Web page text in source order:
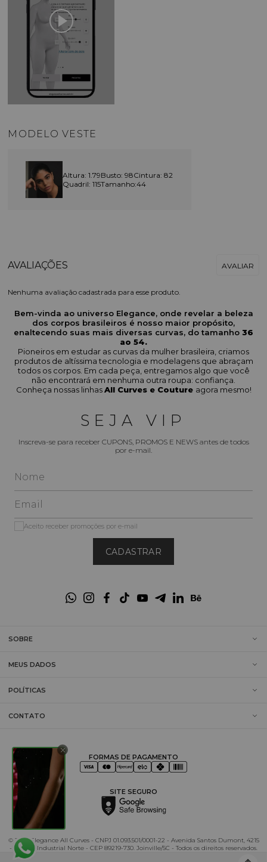
MODELO VESTE
Altura: 1.79Busto: 98Cintura: 82
Quadril: 115Tamanho:44
Nenhuma avaliação cadastrada para esse produto.
Bem-vinda ao universo Elegance, onde revelar a beleza
dos corpos brasileiros é nosso maior propósito,
enaltecendo suas mais diversas curvas, do tamanho 36
ao 54.
Pioneiros em estudar as curvas da mulher brasileira, criamos
produtos de altíssima tecnologia e modelagens que abraçam
todos os corpos. Em cada peça, entregamos algo que você
não encontrará em nenhuma outra roupa: confiança.
Conheça nossas linhasAll Curves e Couture agora mesmo!
SEJA VIP
Inscreva-se para receber CUPONS, PROMOS E NEWS antes de todos
por e-mail.
CADASTRAR
Aceito receber promoções por e-mail
SOBRE
MEUS DADOS
POLÍTICAS
CONTATO
FORMAS DE PAGAMENTO
SITE SEGURO
© 2025 Elegance All Curves - CNPJ 01.093.501/0001-22 - Avenida Santos Dumont, 4215
- Distrito Industrial Norte - CEP 89219-730. Joinville/SC - Todos os direitos reservados.